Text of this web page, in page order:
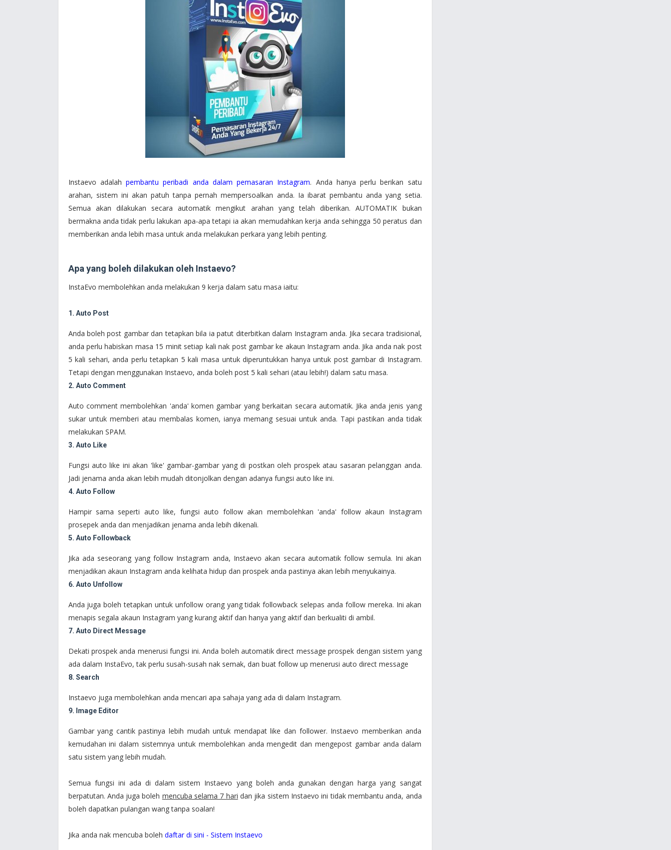
Instaevo adalah pembantu peribadi anda dalam pemasaran Instagram. Anda hanya perlu berikan satu
arahan, sistem ini akan patuh tanpa pernah mempersoalkan anda. Ia ibarat pembantu anda yang setia.
Semua akan dilakukan secara automatik mengikut arahan yang telah diberikan. AUTOMATIK bukan
bermakna anda tidak perlu lakukan apa-apa tetapi ia akan memudahkan kerja anda sehingga 50 peratus dan
memberikan anda lebih masa untuk anda melakukan perkara yang lebih penting.
Apa yang boleh dilakukan oleh Instaevo?
InstaEvo membolehkan anda melakukan 9 kerja dalam satu masa iaitu:
1. Auto Post
Anda boleh post gambar dan tetapkan bila ia patut diterbitkan dalam Instagram anda. Jika secara tradisional,
anda perlu habiskan masa 15 minit setiap kali nak post gambar ke akaun Instagram anda. Jika anda nak post
5 kali sehari, anda perlu tetapkan 5 kali masa untuk diperuntukkan hanya untuk post gambar di Instagram.
Tetapi dengan menggunakan Instaevo, anda boleh post 5 kali sehari (atau lebih!) dalam satu masa.
2. Auto Comment
Auto comment membolehkan 'anda' komen gambar yang berkaitan secara automatik. Jika anda jenis yang
sukar untuk memberi atau membalas komen, ianya memang sesuai untuk anda. Tapi pastikan anda tidak
melakukan SPAM.
3. Auto Like
Fungsi auto like ini akan 'like' gambar-gambar yang di postkan oleh prospek atau sasaran pelanggan anda.
Jadi jenama anda akan lebih mudah ditonjolkan dengan adanya fungsi auto like ini.
4. Auto Follow
Hampir sama seperti auto like, fungsi auto follow akan membolehkan 'anda' follow akaun Instagram
prosepek anda dan menjadikan jenama anda lebih dikenali.
5. Auto Followback
Jika ada seseorang yang follow Instagram anda, Instaevo akan secara automatik follow semula. Ini akan
menjadikan akaun Instagram anda kelihata hidup dan prospek anda pastinya akan lebih menyukainya.
6. Auto Unfollow
Anda juga boleh tetapkan untuk unfollow orang yang tidak followback selepas anda follow mereka. Ini akan
menapis segala akaun Instagram yang kurang aktif dan hanya yang aktif dan berkualiti di ambil.
7. Auto Direct Message
Dekati prospek anda menerusi fungsi ini. Anda boleh automatik direct message prospek dengan sistem yang
ada dalam InstaEvo, tak perlu susah-susah nak semak, dan buat follow up menerusi auto direct message
8. Search
Instaevo juga membolehkan anda mencari apa sahaja yang ada di dalam Instagram.
9. Image Editor
Gambar yang cantik pastinya lebih mudah untuk mendapat like dan follower. Instaevo memberikan anda
kemudahan ini dalam sistemnya untuk membolehkan anda mengedit dan mengepost gambar anda dalam
satu sistem yang lebih mudah.
Semua fungsi ini ada di dalam sistem Instaevo yang boleh anda gunakan dengan harga yang sangat
berpatutan. Anda juga boleh mencuba selama 7 hari dan jika sistem Instaevo ini tidak membantu anda, anda
boleh dapatkan pulangan wang tanpa soalan!
Jika anda nak mencuba boleh daftar di sini - Sistem Instaevo